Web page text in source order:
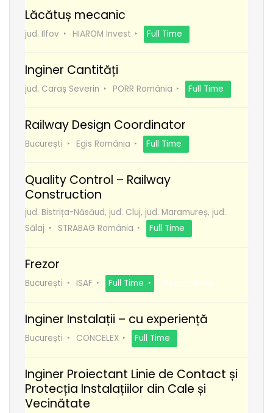
Lăcătuș mecanic
jud. Ilfov HIAROM Invest Full Time
Inginer Cantități
jud. Caraș Severin PORR România Full Time
Railway Design Coordinator
București Egis România Full Time
Quality Control – Railway
Construction
jud. Bistrița-Năsăud, jud. Cluj, jud. Maramureș, jud.
Sălaj
STRABAG România Full Time
Frezor
București ISAF Full Time Recomanda
Inginer Instalații – cu experiență
București CONCELEX Full Time
Inginer Proiectant Linie de Contact și
Protecția Instalațiilor din Cale și
Vecinătate